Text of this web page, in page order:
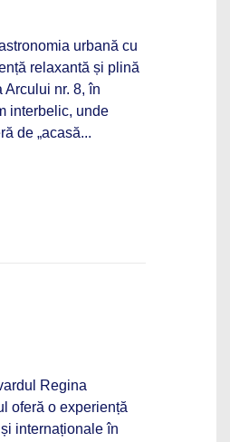
urbană cu
relaxantă și plină
nr. 8, în
interbelic, unde
de „acasă...
Regina
oferă o experiență
internaționale în